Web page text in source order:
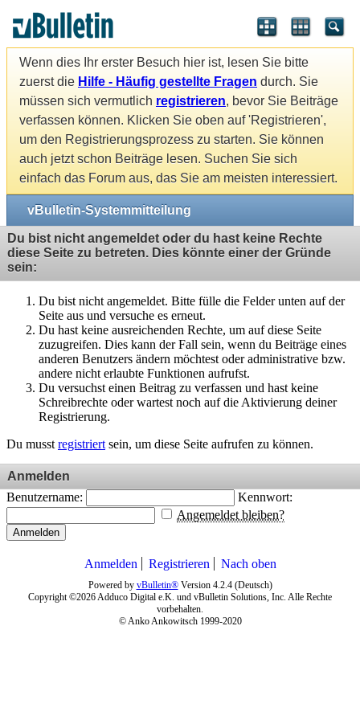
Wenn dies Ihr erster Besuch hier ist, lesen Sie bitte
zuerst die Hilfe - Häufig gestellte Fragen durch. Sie
müssen sich vermutlich registrieren, bevor Sie Beiträge
verfassen können. Klicken Sie oben auf 'Registrieren',
um den Registrierungsprozess zu starten. Sie können
auch jetzt schon Beiträge lesen. Suchen Sie sich
einfach das Forum aus, das Sie am meisten interessiert.
vBulletin-Systemmitteilung
Du bist nicht angemeldet oder du hast keine Rechte
diese Seite zu betreten. Dies könnte einer der Gründe
sein:
Du bist nicht angemeldet. Bitte fülle die Felder unten auf der
Seite aus und versuche es erneut.
Du hast keine ausreichenden Rechte, um auf diese Seite
zuzugreifen. Dies kann der Fall sein, wenn du Beiträge eines
anderen Benutzers ändern möchtest oder administrative bzw.
andere nicht erlaubte Funktionen aufrufst.
Du versuchst einen Beitrag zu verfassen und hast keine
Schreibrechte oder wartest noch auf die Aktivierung deiner
Registrierung.
Du musst registriert sein, um diese Seite aufrufen zu können.
Anmelden
Benutzername:
Kennwort:
Angemeldet bleiben?
Anmelden
Anmelden Registrieren Nach oben
Powered by vBulletin®Version 4.2.4 (Deutsch)
Copyright ©2026 Adduco Digital e.K. und vBulletin Solutions, Inc. Alle Rechte
vorbehalten.
© Anko Ankowitsch 1999-2020